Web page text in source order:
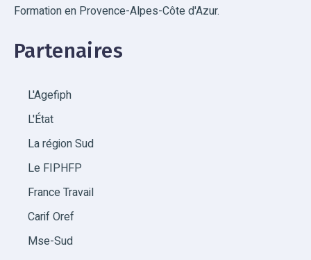
Formation en Provence-Alpes-Côte d'Azur.
Partenaires
L'Agefiph
L'État
La région Sud
Le FIPHFP
France Travail
Carif Oref
Mse-Sud